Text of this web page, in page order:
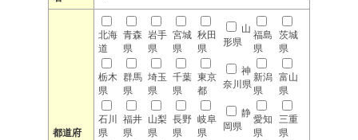
都道府
北海
道
青森
県
岩手
県
宮城
県
秋田
県
山
形県
福島
県
茨城
県
栃木
県
群馬
県
埼玉
県
千葉
県
東京
都
神
奈川県
新潟
県
富山
県
石川
県
福井
県
山梨
県
長野
県
岐阜
県
静
岡県
愛知
県
三重
県